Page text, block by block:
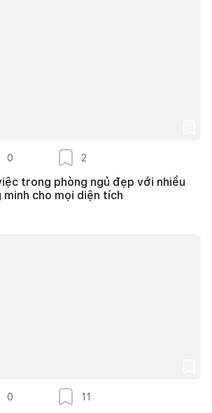
0 2
trong phòng ngủ đẹp với nhiều
cho mọi diện tích
0 11